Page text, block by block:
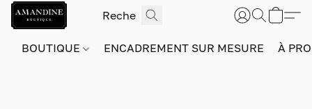
BOUTIQUE ENCADREMENT SUR MESURE À